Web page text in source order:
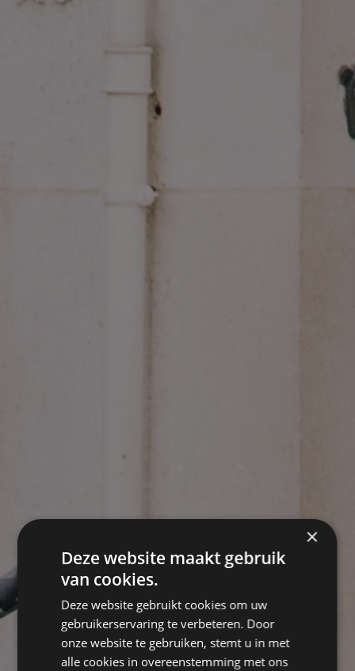
×
Deze website maakt gebruik
van cookies.
Deze website gebruikt cookies om uw
gebruikerservaring te verbeteren. Door
onze website te gebruiken, stemt u in met
alle cookies in overeenstemming met ons